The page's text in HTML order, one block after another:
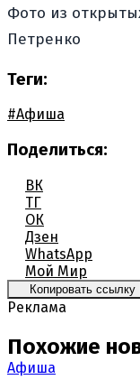
Фото из
Петренко
Теги:
#Афиша
Поделиться:
ВК
ТГ
ОК
Дзен
WhatsApp
Мой Мир
Копировать ссылку
Реклама
Похожие
Афиша